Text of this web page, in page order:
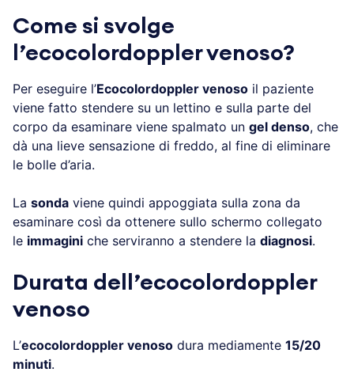
Come si svolge
l’ecocolordoppler venoso?
Per eseguire l’Ecocolordoppler venoso il paziente
viene fatto stendere su un lettino e sulla parte del
corpo da esaminare viene spalmato un gel denso, che
dà una lieve sensazione di freddo, al fine di eliminare
le bolle d’aria.
La sonda viene quindi appoggiata sulla zona da
esaminare così da ottenere sullo schermo collegato
le immagini che serviranno a stendere la diagnosi.
Durata dell’ecocolordoppler
venoso
L’ecocolordoppler venoso dura mediamente 15/20
minuti.